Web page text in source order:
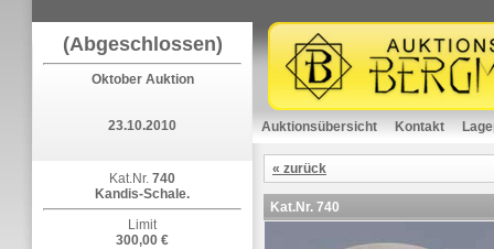
(Abgeschlossen)
Oktober Auktion
23.10.2010
Kat.Nr. 740
Kandis-Schale.
Limit
300,00 €
Auktionsübersicht Kontakt
« zurück
Kat.Nr. 740